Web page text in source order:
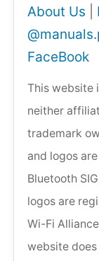
About Us
FaceBook
This website
neither
trademark
and logos
Bluetooth
logos are
Wi-Fi
website